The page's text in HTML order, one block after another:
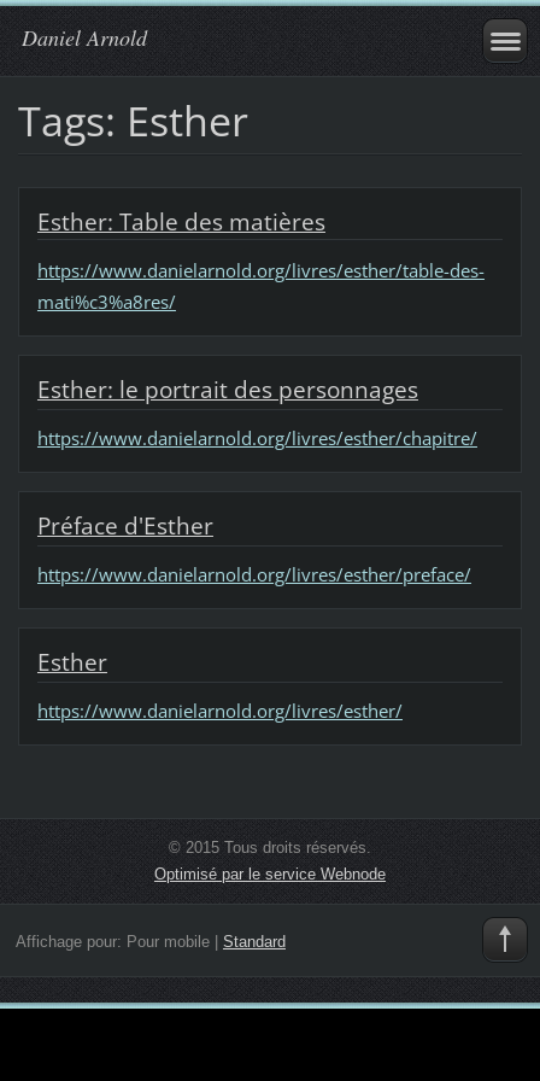
Daniel Arnold
Tags: Esther
Esther: Table des matières
https://www.danielarnold.org/livres/esther/table-des-
mati%c3%a8res/
Esther: le portrait des personnages
https://www.danielarnold.org/livres/esther/chapitre/
Préface d'Esther
https://www.danielarnold.org/livres/esther/preface/
Esther
https://www.danielarnold.org/livres/esther/
© 2015 Tous droits réservés.
Optimisé par le service Webnode
Affichage pour: Pour mobile| Standard